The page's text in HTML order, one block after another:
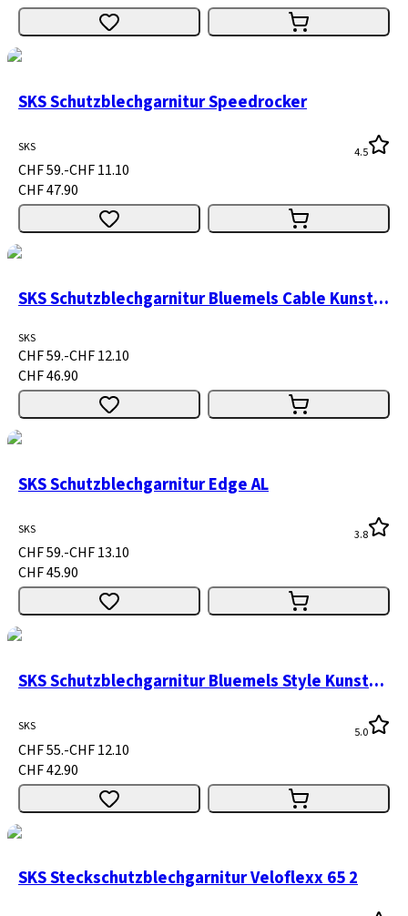
SKS Schutzblechgarnitur Speedrocker
SKS 4.5
CHF 59.-CHF 11.10
CHF 47.90
SKS Schutzblechgarnitur Bluemels Cable Kunststoff 28"
SKS
CHF 59.-CHF 12.10
CHF 46.90
SKS Schutzblechgarnitur Edge AL
SKS 3.8
CHF 59.-CHF 13.10
CHF 45.90
SKS Schutzblechgarnitur Bluemels Style Kunststoff 2
SKS 5.0
CHF 55.-CHF 12.10
CHF 42.90
SKS Steckschutzblechgarnitur Veloflexx 65 2